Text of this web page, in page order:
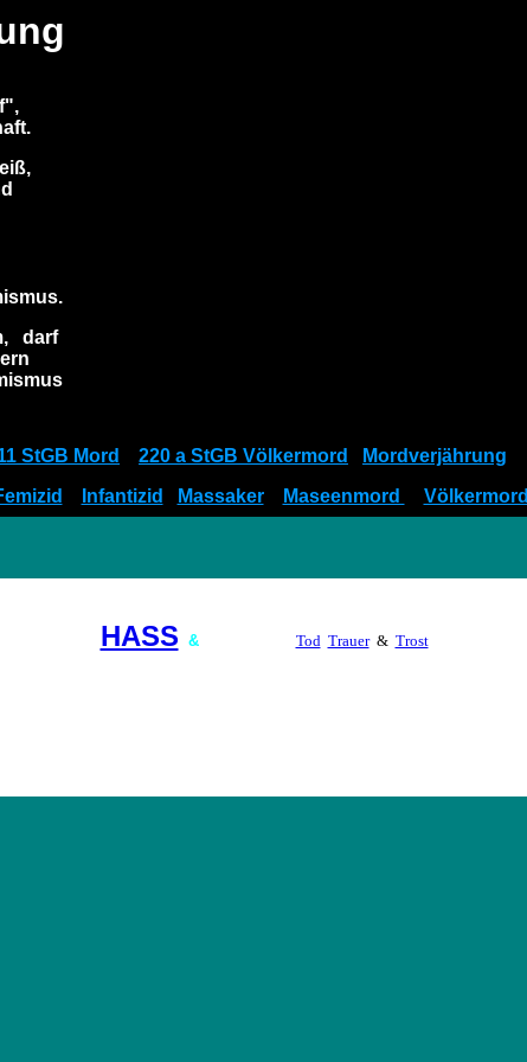
darf
StGB Mord 220 a StGB Völkermord
Mordverjährung
Infantizid Massaker Maseenmord Völkermord
HASS & Tod Trauer& Trost